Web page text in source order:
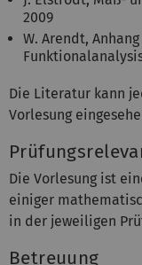
2009
W. Arendt,
Die Literatur kann
Vorlesung
Die Vorlesung ist
einiger
in der jeweiligen
Betreuung